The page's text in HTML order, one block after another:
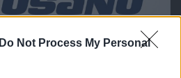
Do Not Process My Personal